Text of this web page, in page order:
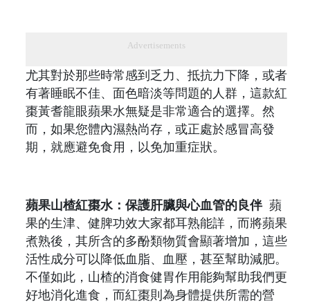
Advertisements
尤其對於那些時常感到乏力、抵抗力下降，或者
有著睡眠不佳、面色暗淡等問題的人群，這款紅
棗黃耆龍眼蘋果水無疑是非常適合的選擇。然
而，如果您體內濕熱尚存，或正處於感冒高發
期，就應避免食用，以免加重症狀。
蘋果山楂紅棗水：保護肝臟與心血管的良伴蘋
果的生津、健脾功效大家都耳熟能詳，而將蘋果
煮熟後，其所含的多酚類物質會顯著增加，這些
活性成分可以降低血脂、血壓，甚至幫助減肥。
不僅如此，山楂的消食健胃作用能夠幫助我們更
好地消化進食，而紅棗則為身體提供所需的營